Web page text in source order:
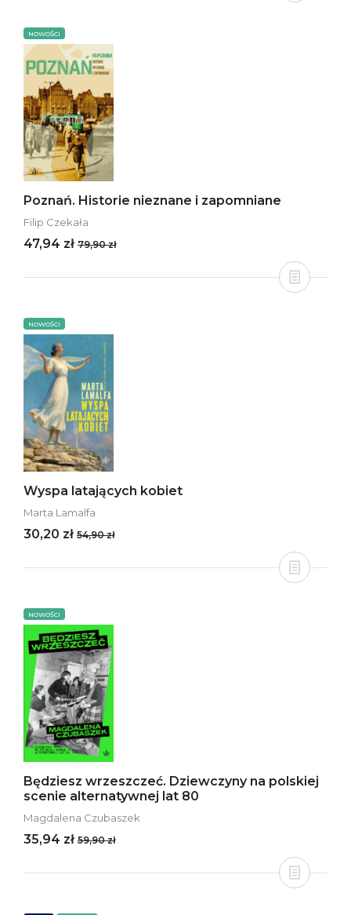
NOWOŚCI
Poznań. Historie nieznane i zapomniane
Filip Czekała
47,94 zł 79,90 zł
NOWOŚCI
Wyspa latających kobiet
Marta Lamalfa
30,20 zł 54,90 zł
NOWOŚCI
Będziesz wrzeszczeć. Dziewczyny na polskiej
scenie alternatywnej lat 80
Magdalena Czubaszek
35,94 zł 59,90 zł